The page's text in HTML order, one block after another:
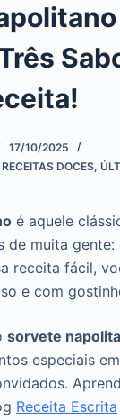
17/10/2025
RECEITAS DOCES,
é aquele
de muita
receita fácil,
e com
sorvete
especiais
Receita Escrita